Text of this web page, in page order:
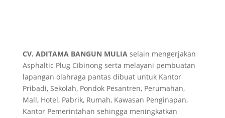
CV. ADITAMA BANGUN MULIAselain mengerjakan
Asphaltic Plug Cibinong serta melayani pembuatan
lapangan olahraga pantas dibuat untuk Kantor
Pribadi, Sekolah, Pondok Pesantren, Perumahan,
Mall, Hotel, Pabrik, Rumah, Kawasan Penginapan,
Kantor Pemerintahan sehingga meningkatkan